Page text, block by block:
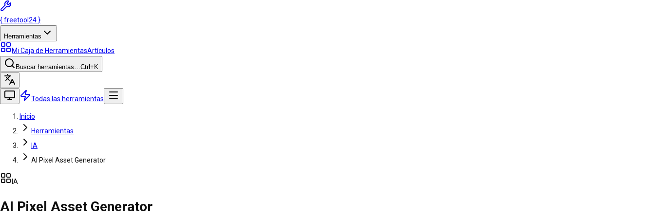
{freetool 24 }
Herramientas
Mi Caja de HerramientasArtículos
Buscar herramientas…Ctrl +K
Todas las herramientas
Inicio
Herramientas
IA
AI Pixel Asset Generator
IA
AI Pixel Asset Generator